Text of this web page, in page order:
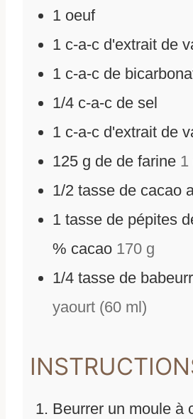
1 oeuf
1 c-a-c d'extrait de
1 c-a-c de
1/4 c-a-c de sel
1 c-a-c d'extrait de
125 g de de farine 1
1/2 tasse de cacao
1 tasse de pépites
% cacao 170 g
1/4 tasse de
yaourt (60 ml)
Beurrer un moule à